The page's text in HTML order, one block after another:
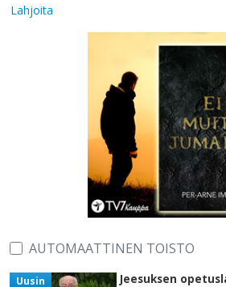
Lahjoita
AUTOMAATTINEN TOISTO
Uusin Jeesuksen